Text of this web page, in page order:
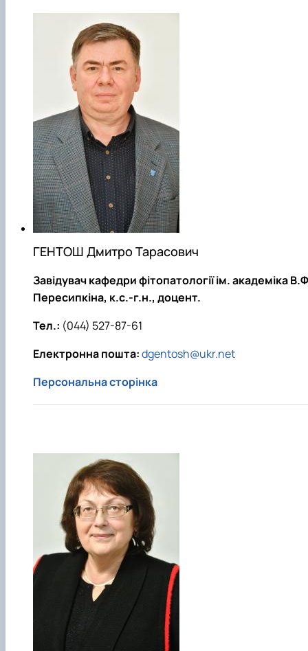
ГЕНТОШ Дмитро Тарасович
Завідувач кафедри фітопатології ім. академіка
Пересипкіна, к.с.-г.н., доцент.
Тел.: (044) 527-87-61
Електронна пошта:dgentosh@ukr.net
Персональна сторінка